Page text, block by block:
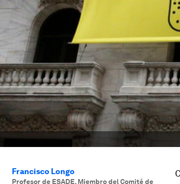
Francisco Longo
Profesor de ESADE. Miembro del Comité de